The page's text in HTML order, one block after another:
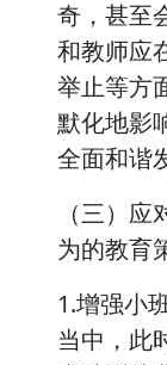
奇，甚至
和教师应
举止等方
默化地影
全面和谐
（三）
为的教育
1.增强小
当中，此